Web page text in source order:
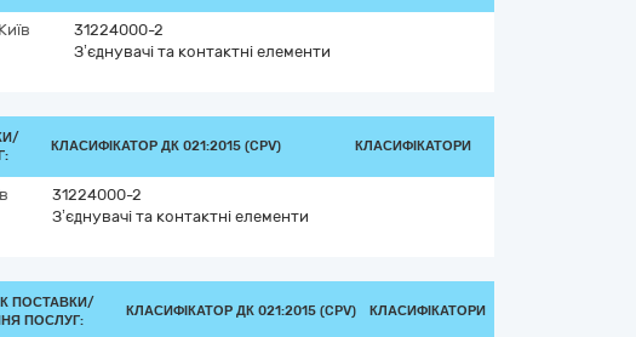
Київ
31224000-2
З’єднувачі та контактні елементи
КЛАСИФІКАТОР ДК 021:2015 (CPV) КЛАСИФІКАТОРИ
31224000-2
З’єднувачі та контактні елементи
ПОСТАВКИ/
ПОСЛУГ:
КЛАСИФІКАТОР ДК 021:2015 (CPV) КЛАСИФІКАТОРИ